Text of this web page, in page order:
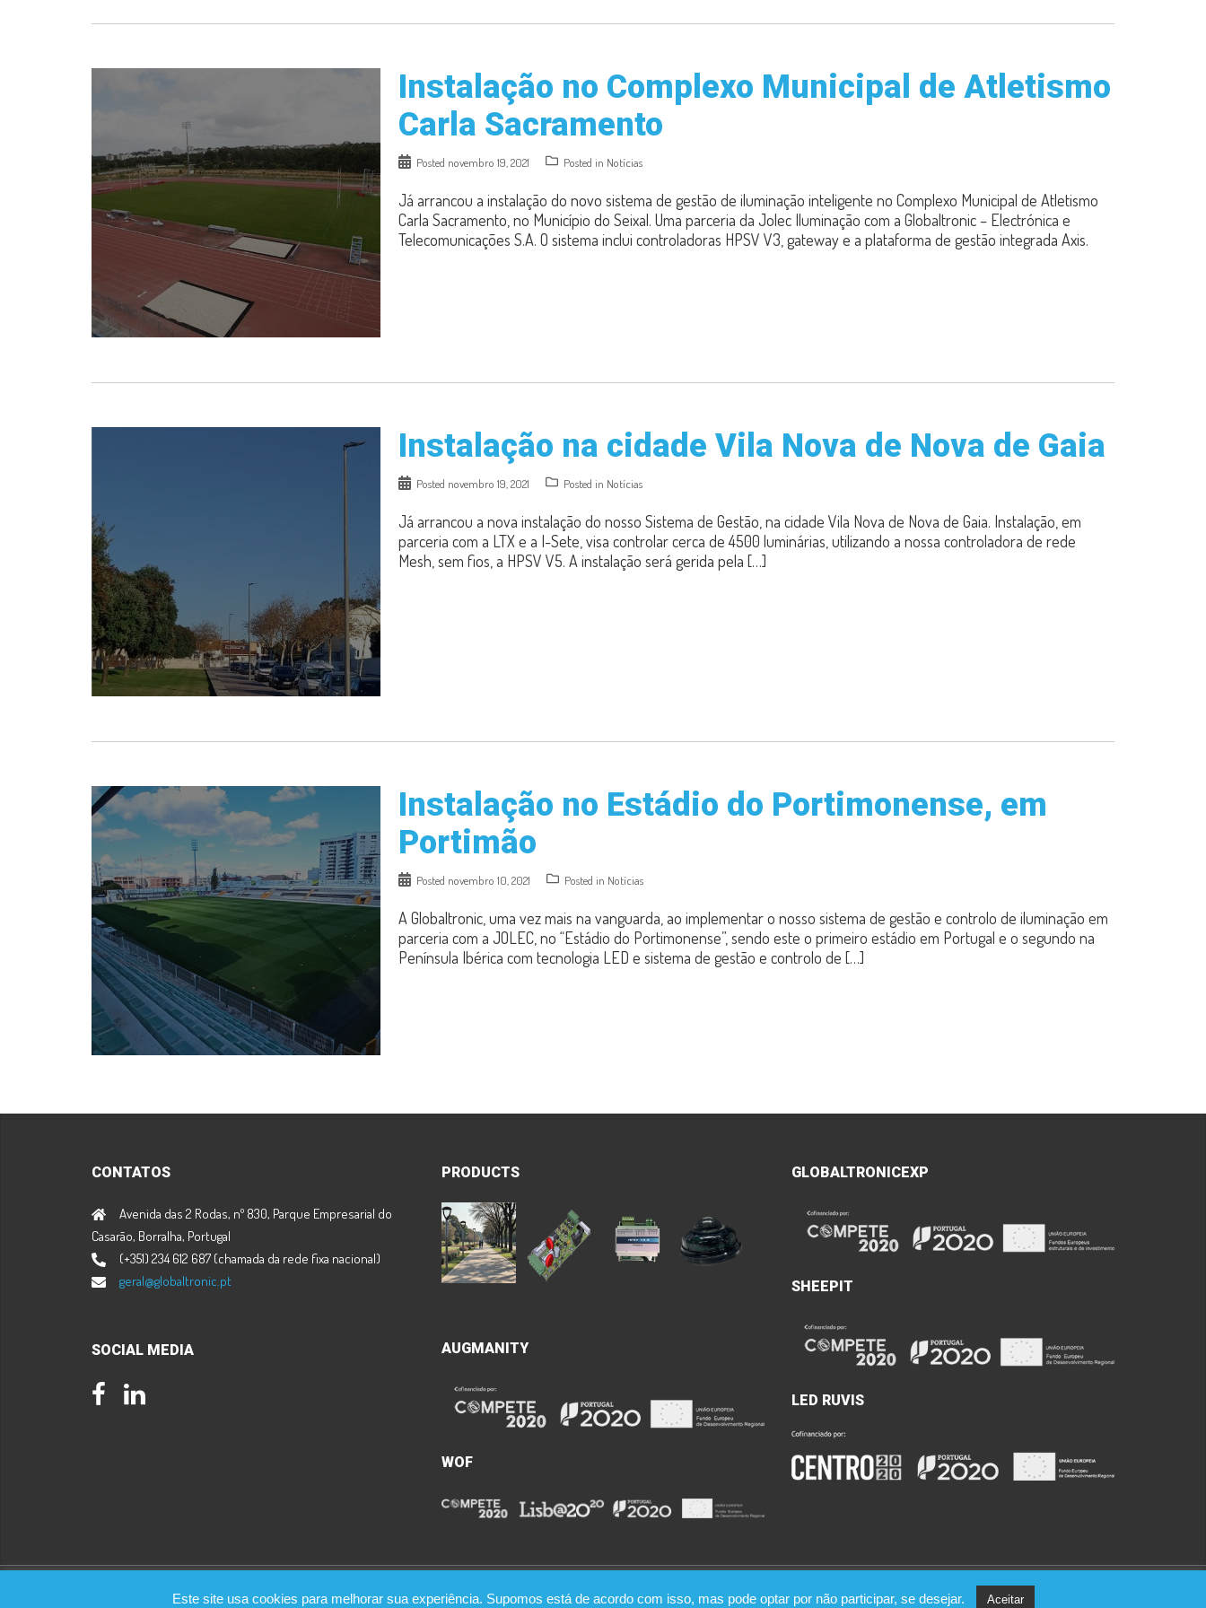
Instalação no Complexo Municipal de Atletismo
Carla Sacramento
Posted novembro 19, 2021 Posted in Notícias
Já arrancou a instalação do novo sistema de gestão de iluminação inteligente no Complexo Municipal de Atletismo
Carla Sacramento, no Município do Seixal. Uma parceria da Jolec Iluminação com a Globaltronic – Electrónica e
Telecomunicações S.A. O sistema inclui controladoras HPSV V3, gateway e a plataforma de gestão integrada Axis.
Instalação na cidade Vila Nova de Nova de Gaia
Posted novembro 19, 2021 Posted in Notícias
Já arrancou a nova instalação do nosso Sistema de Gestão, na cidade Vila Nova de Nova de Gaia. Instalação, em
parceria com a LTX e a I-Sete, visa controlar cerca de 4500 luminárias, utilizando a nossa controladora de rede
Mesh, sem fios, a HPSV V5. A instalação será gerida pela […]
Instalação no Estádio do Portimonense, em
Portimão
Posted novembro 10, 2021 Posted in Notícias
A Globaltronic, uma vez mais na vanguarda, ao implementar o nosso sistema de gestão e controlo de iluminação em
parceria com a JOLEC, no “Estádio do Portimonense”, sendo este o primeiro estádio em Portugal e o segundo na
Península Ibérica com tecnologia LED e sistema de gestão e controlo de […]
CONTATOS
Avenida das 2 Rodas, nº 830, Parque Empresarial do
Casarão, Borralha, Portugal
(+351) 234 612 687 (chamada da rede fixa nacional)
geral@globaltronic.pt
SOCIAL MEDIA
Facebook
PRODUCTS
AUGMANITY
WOF
GLOBALTRONICEXP
SHEEPIT
LED RUVIS
Globaltronic © 2026 All rights reserved.
Este site usa cookies para melhorar sua experiência. Supomos está de acordo com isso, mas pode optar por não participar, se desejar. Aceitar